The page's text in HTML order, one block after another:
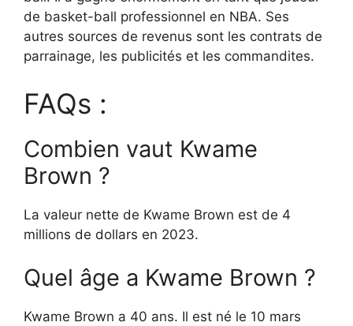
de basket-ball professionnel en NBA. Ses
autres sources de revenus sont les contrats de
parrainage, les publicités et les commandites.
FAQs :
Combien vaut Kwame
Brown ?
La valeur nette de Kwame Brown est de 4
millions de dollars en 2023.
Quel âge a Kwame Brown ?
Kwame Brown a 40 ans. Il est né le 10 mars